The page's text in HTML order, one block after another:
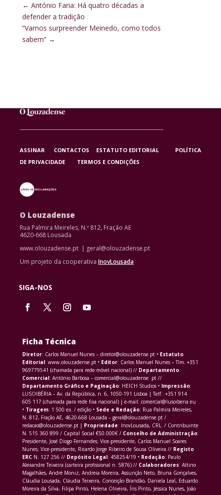
← António Faria: Há quatro décadas a
defender a tradição
“Vamos surpreender Meinedo, como todos
sabem”→
ASSINAR CONTACTOS ESTATUTO EDITORIAL POLÍTICA
DE PRIVACIDADE TERMOS E CONDIÇÕES
O Louzadense
Rua Palmira Meireles, N.º 812, Fração AE
4620-668 Lousada
www.olouzadense.pt | geral@olouzadense.pt
Um projeto da cooperativa InovLousada
SIGA-NOS
Ficha Técnica
Diretor: Carlos Manuel Nunes – diretor@olouzadense.pt • Estatuto
Editorial: www.olouzadense.pt • Editor: Carlos Manuel Nunes – Tlm. +351
969779541 (chamada para rede móvel nacional) // Departamento
Comercial: António Barbosa – comercial@olouzadense. pt //
Departamento Gráfico e Paginação: HEICH Studios • Impressão:
LUSOIBÉRIA – Av. da República, n. 6, 1050-191 Lisboa | Telf.: +351 914
605 117 (chamada para rede fixa nacional) | e-mail: comercial@lusoiberia.eu
• Tiragem: 1 500 ex. / edição • Sede e Redação: Rua Palmira Meireles,
N. 812, Fração AE, 4620-668 Lousada – geral@olouzadense.pt /
redacao@olouzadense.pt | Propriedade: InovLousada, CRL. / Contribuinte
N. 515 360 899 / Capital Social €50.000€ / Conselho de Administração:
Presidente, José Diogo Fernandes; Vice-presidente, Carlos Manuel Soares
Nunes; Vice-presidente, Ricardo Jorge Ribeiro de Sousa Oliveira // Registo
ERCN. 127 256 // Depósito Legal: 458254/19 • Redação: Paulo
Alexandre Teixeira (carteira profissional n. 5876) // Colaboradores: Altino
Magalhães, André Moniz, Andreia Moreira, Assunção Neto, Bruna Gonçalves,
Cláudia Lousada, Cláudia Teixeira, Conceição Brandão, Daniela Leal, Eduardo
Moreira da Silva, Filipa Pinto, Helena Oliveira, Íris Pinto, Jéssica Nunes, João